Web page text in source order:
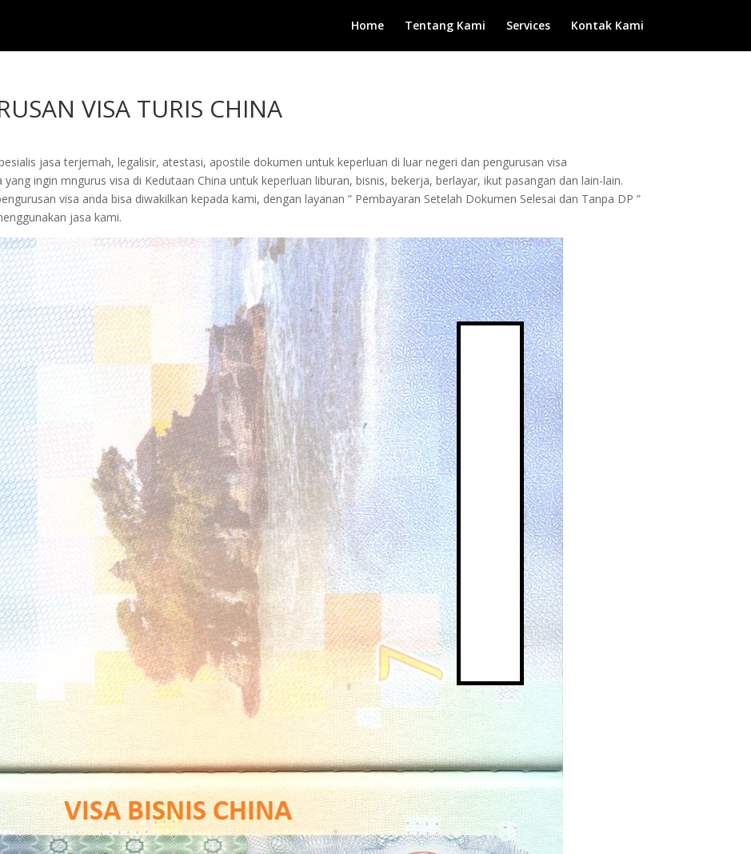
Home Tentang Kami Services Kontak Kami
VISA TURIS CHINA
jasa terjemah, legalisir, atestasi, apostile dokumen untuk keperluan di luar negeri dan pengurusan visa
ingin mngurus visa di Kedutaan China untuk keperluan liburan, bisnis, bekerja, berlayar, ikut pasangan dan lain-lain.
visa anda bisa diwakilkan kepada kami, dengan layanan ” Pembayaran Setelah Dokumen Selesai dan Tanpa DP ”
jasa kami.